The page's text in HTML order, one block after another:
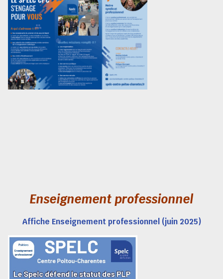
Enseignement professionnel
Affiche Enseignement professionnel (juin 2025)